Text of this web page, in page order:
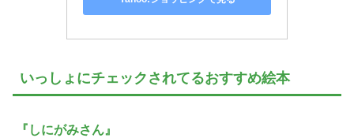
いっしょにチェックされてるおすすめ絵本
『しにがみさん』